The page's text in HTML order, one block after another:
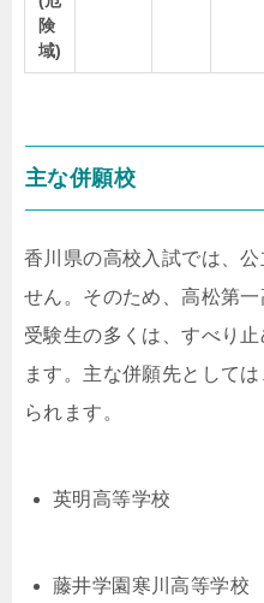
険
域)
主な併願校
香川県の高校入試では、
せん。そのため、高松第
受験生の多くは、すべり
ます。主な併願先として
られます。
英明高等学校
藤井学園寒川高等学校